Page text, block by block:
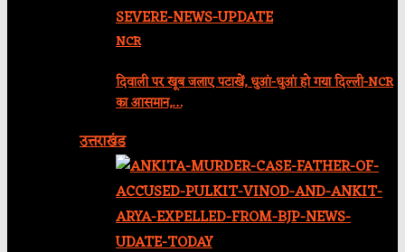
NCR
दिवाली पर खूब जलाए पटाखें, धुआं-धुआं हो गया दिल्ली-NCR
का आसमान,…
उत्तराखंड